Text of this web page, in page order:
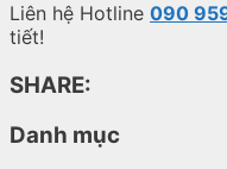
Liên hệ Hotline 090
tiết!
SHARE:
Danh mục